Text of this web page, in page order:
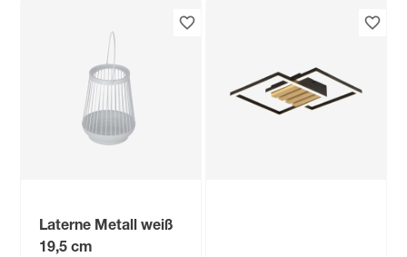
Laterne Metall weiß
19,5 cm